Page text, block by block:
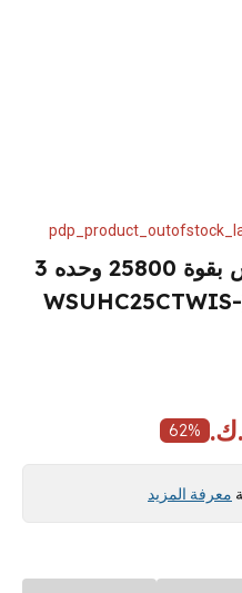
وحدة تكييف سبليت عاكس بقوة 25800 وحده 3
طن حار و بارد من ونسا (WSUHC25CTWIS-
62%
معرفة المزيد